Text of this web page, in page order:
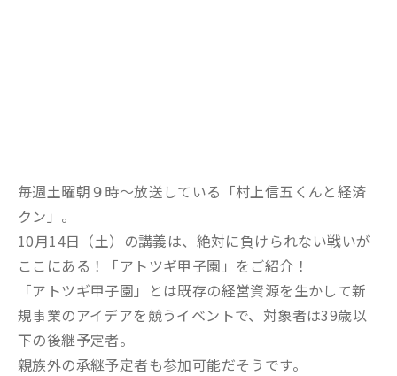
毎週土曜朝９時～放送している「村上信五くんと経済
クン」。
10月14日（土）の講義は、絶対に負けられない戦いが
ここにある！「アトツギ甲子園」をご紹介！
「アトツギ甲子園」とは既存の経営資源を生かして新
規事業のアイデアを競うイベントで、対象者は39歳以
下の後継予定者。
親族外の承継予定者も参加可能だそうです。